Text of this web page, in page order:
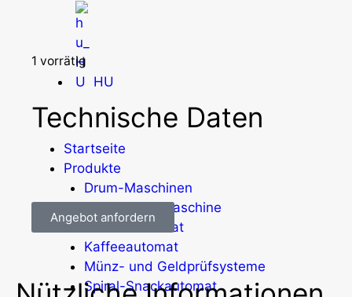
HU
Startseite
Produkte
Drum-Maschinen
Büro-Kaffeemaschine
Kombi-Automat
Kaffeeautomat
Münz- und Geldprüfsysteme
Spiral-Snackautomat
1 vorrätig
Technische Daten
Angebot anfordern